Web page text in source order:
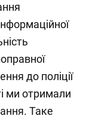
до поліції
ми отримали
Таке